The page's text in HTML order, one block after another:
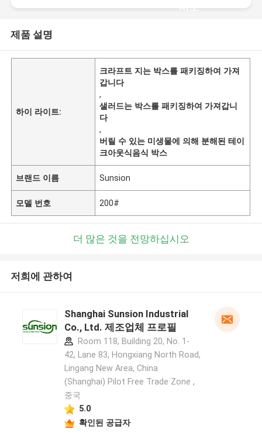
시오
제품 설명
하이 라이트:
크라프트 지는 박스를 패키징하여 가져
갑니다
,
샐러드는 박스를 패키징하여 가져갑니
다
,
버릴 수 있는 미생물에 의해 분해된 테이
크아웃식음식 박스
브랜드 이름 Sunsion
모델 번호 200#
더 많은 것을 전망하십시오
저희에 관하여
Shanghai Sunsion Industrial
Co., Ltd. 제조업체 프로필
Room 118, Building 20, No. 1-
42, Lane 83, Hongxiang North Road,
Lingang New Area, China
(Shanghai) Pilot Free Trade Zone ,
중국
5.0
확인된 공급자